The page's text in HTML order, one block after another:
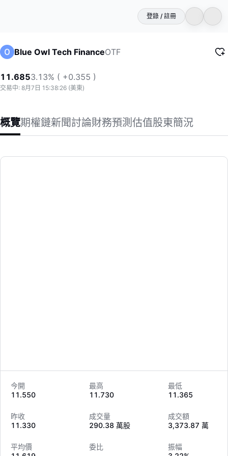
登錄 / 註冊
Blue Owl Tech FinanceOTF
11.6853.13% ( +0.355 )
交易中: 8月7日 15:38:26 (美東)
概覽期權鏈新聞討論財務預測 估值股東簡況
Blue Owl Tech Finance
藍貓科技金融公司是一家專注于中高端市場的商業發展公司，
今開
11.550
最高
11.730
最低
11.365
昨收
11.330
成交量
290.38 萬股
成交額
3,373.87 萬
平均價
委比
振幅
LongbridgeAI